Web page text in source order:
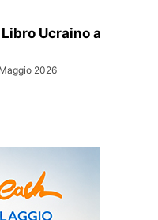
Ucraino a
2026